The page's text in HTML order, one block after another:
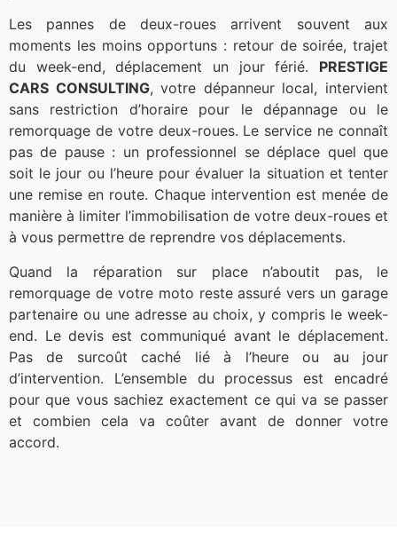
Les pannes de deux-roues arrivent souvent aux
moments les moins opportuns : retour de soirée, trajet
du week-end, déplacement un jour férié. PRESTIGE
CARS CONSULTING, votre dépanneur local, intervient
sans restriction d’horaire pour le dépannage ou le
remorquage de votre deux-roues. Le service ne connaît
pas de pause : un professionnel se déplace quel que
soit le jour ou l’heure pour évaluer la situation et tenter
une remise en route. Chaque intervention est menée de
manière à limiter l’immobilisation de votre deux-roues et
à vous permettre de reprendre vos déplacements.
Quand la réparation sur place n’aboutit pas, le
remorquage de votre moto reste assuré vers un garage
partenaire ou une adresse au choix, y compris le week-
end. Le devis est communiqué avant le déplacement.
Pas de surcoût caché lié à l’heure ou au jour
d’intervention. L’ensemble du processus est encadré
pour que vous sachiez exactement ce qui va se passer
et combien cela va coûter avant de donner votre
accord.